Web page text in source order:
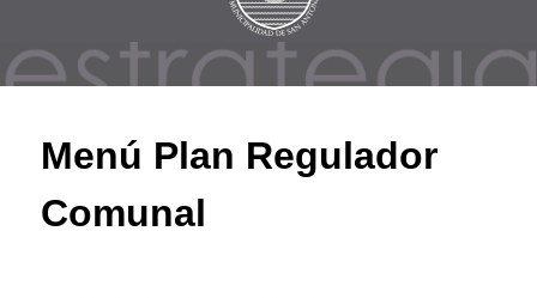
Menú Plan Regulador
Comunal